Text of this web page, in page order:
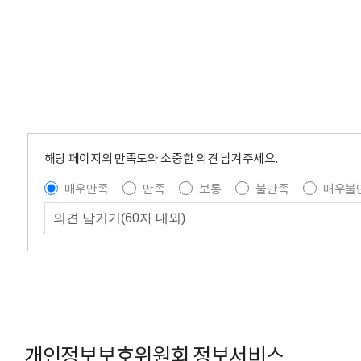
해당 페이지의 만족도와 소중한 의견 남겨주세요.
매우만족
만족 보통 불만족
매우불